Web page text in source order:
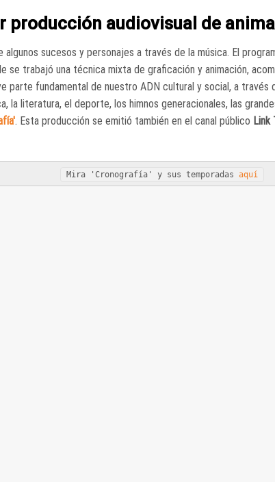
producción audiovisual de
sucesos y personajes a través de la música. El
se trabajó una técnica mixta de graficación y animación,
parte fundamental de nuestro ADN cultural y social, a través
la literatura, el deporte, los himnos generacionales, las
. Esta producción se emitió también en el canal público Link
Mira 'Cronografía' y sus temporadas aquí